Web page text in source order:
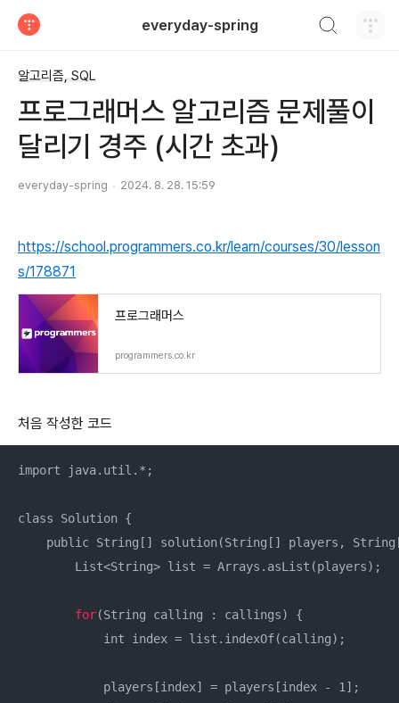
everyday-spring
알고리즘, SQL
프로그래머스 알고리즘 문제풀이
달리기 경주 (시간 초과)
everyday-spring 2024. 8. 28. 15:59
https://school.programmers.co.kr/learn/courses/30/lesson
s/178871
프로그래머스
programmers.co.kr
처음 작성한 코드
import java.util.*;
class Solution {
public String[] solution(String[] players,
        List<String> list = Arrays.asList(players);
for(String calling : callings) {
            int index = list.indexOf(calling);
            players[index] = players[index - 1];